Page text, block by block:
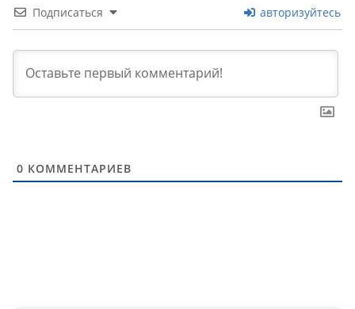
Подписаться авторизуйтесь
0 КОММЕНТАРИЕВ